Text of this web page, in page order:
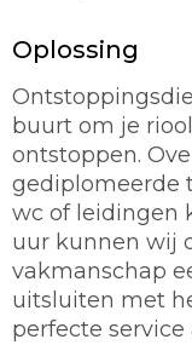
Oplossing
buurt om je
ontstoppen.
gediplomeerde
wc of leidingen
uur kunnen wij
vakmanschap
uitsluiten met
perfecte